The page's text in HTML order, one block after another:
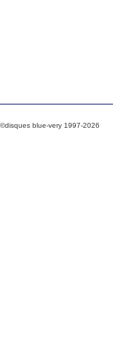
©disques blue-very 1997-2026